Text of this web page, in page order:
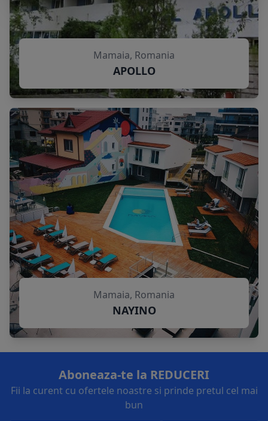
Mamaia, Romania
APOLLO
Mamaia, Romania
NAYINO
Aboneaza-te la REDUCERI
Fii la curent cu ofertele noastre si prinde pretul cel mai
bun